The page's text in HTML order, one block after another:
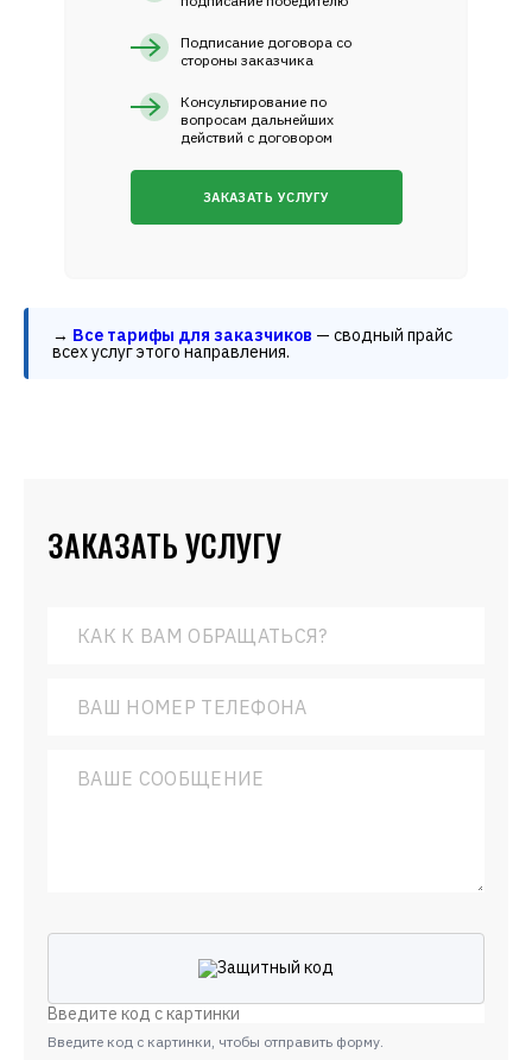
Подписание договора со
стороны заказчика
Консультирование по
вопросам дальнейших
действий с договором
ЗАКАЗАТЬ УСЛУГУ
→ Все тарифы для заказчиков — сводный прайс
всех услуг этого направления.
ЗАКАЗАТЬ УСЛУГУ
Введите код с картинки, чтобы отправить форму.